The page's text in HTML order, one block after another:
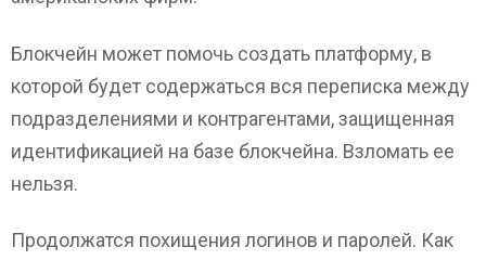
Блокчейн может помочь создать платформу, в
которой будет содержаться вся переписка между
подразделениями и контрагентами, защищенная
идентификацией на базе блокчейна. Взломать ее
нельзя.
Продолжатся похищения логинов и паролей. Как